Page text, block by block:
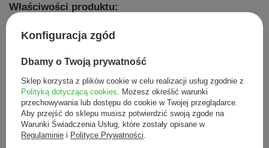
Właściwości produktu:
Kolory: różowy, zielony, niebieski
Zastosowanie : ochrona powierzchni roboczej w gabinetach
Funkcjonalność: łatwe użytkowanie, doskonała absorpcja
wilgoci
Struktura materiału:
Dwuwarstwowa struktura bibuły zapewnia optymalną wytrzymałość,
jednocześnie dbając o komfort i higienę w codziennej pracy. Produkt
Konfiguracja zgód
Dbamy o Twoją prywatność
Sklep korzysta z plików cookie w celu realizacji usług zgodnie z
Polityką dotyczącą cookies . Możesz określić warunki
przechowywania lub dostępu do cookie w Twojej przeglądarce.
Aby przejść do sklepu musisz potwierdzić swoją zgode na
Warunki Świadczenia Usług, które zostały opisane w
Regulaminie i Polityce Prywatności